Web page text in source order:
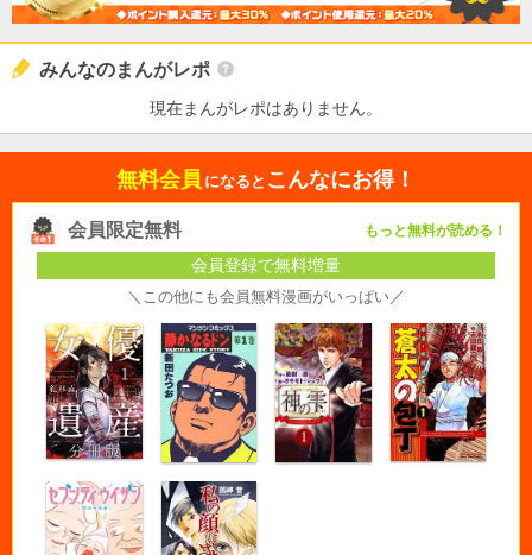
みんなのまんがレポ
現在まんがレポはありません。
無料会員 になると こんなにお得！
会員限定無料 もっと無料が読める！
会員登録で無料増量
＼この他にも会員無料漫画がいっぱい／